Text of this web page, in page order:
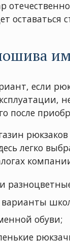
оставаться
если
после
легко
обуви;